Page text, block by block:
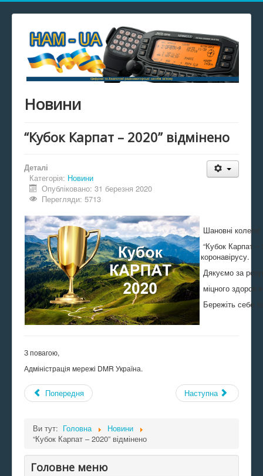
Новини
“Кубок Карпат – 2020” відмінено
Деталі
Категорія: Новини
Опубліковано: 31 березня 2020
Перегляди: 5713
Шановні колеги!
“Кубок Карпат –
коронавірусу.
Дякуємо за
міцного
Бережіть себе
З повагою,
Адміністрація мережі DMR Україна.
Попередня Наступна
Ви тут: Головна
Новини
“Кубок Карпат – 2020” відмінено
Головне меню